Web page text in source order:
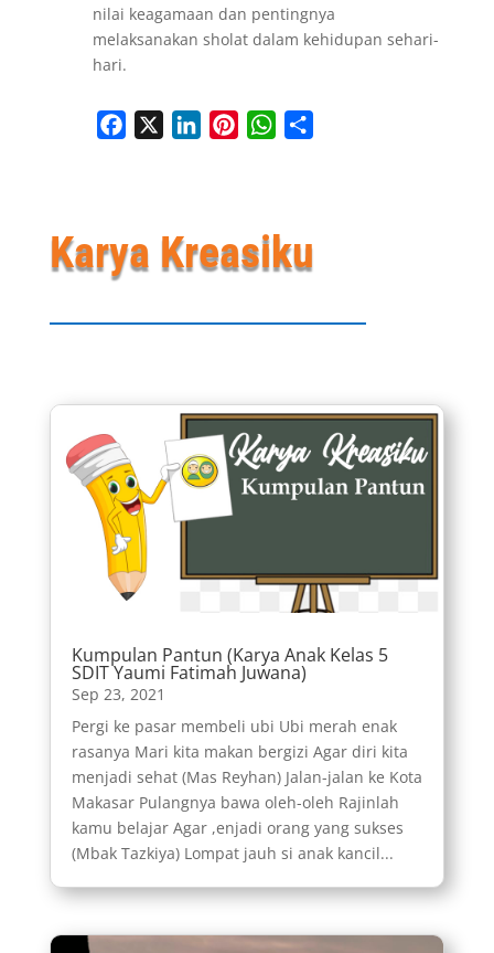
nilai keagamaan dan pentingnya
melaksanakan sholat dalam kehidupan sehari-
hari.
Facebook LinkedInPinterestWhatsApp
Karya Kreasiku
Kumpulan Pantun (Karya Anak Kelas 5
SDIT Yaumi Fatimah Juwana)
Sep 23, 2021
Pergi ke pasar membeli ubi Ubi merah enak
rasanya Mari kita makan bergizi Agar diri kita
menjadi sehat (Mas Reyhan) Jalan-jalan ke Kota
Makasar Pulangnya bawa oleh-oleh Rajinlah
kamu belajar Agar ,enjadi orang yang sukses
(Mbak Tazkiya) Lompat jauh si anak kancil...